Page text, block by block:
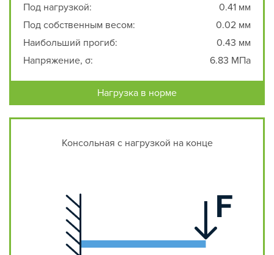
Под нагрузкой:
0.41 мм
Под собственным весом:
0.02 мм
Наибольший прогиб:
0.43 мм
Напряжение, σ:
6.83 МПа
Нагрузка в норме
Консольная с нагрузкой на конце